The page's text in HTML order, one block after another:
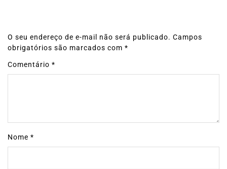
O seu endereço de e-mail não será publicado. Campos
obrigatórios são marcados com *
Comentário *
Nome *